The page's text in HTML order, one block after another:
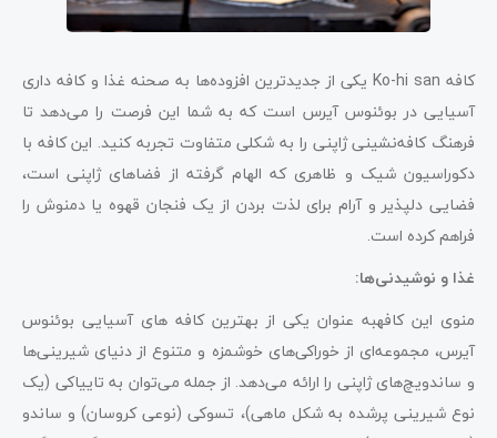
کافه Ko-hi san یکی از جدیدترین افزوده‌ها به صحنه غذا و کافه‌ داری
آسیایی در بوئنوس آیرس است که به شما این فرصت را می‌دهد تا
فرهنگ کافه‌نشینی ژاپنی را به شکلی متفاوت تجربه کنید. این کافه با
دکوراسیون شیک و ظاهری که الهام گرفته از فضاهای ژاپنی است،
فضایی دلپذیر و آرام برای لذت بردن از یک فنجان قهوه یا دمنوش را
فراهم کرده است.
غذا و نوشیدنی‌ها:
منوی این کافهبه عنوان یکی از بهترین کافه های آسیایی بوئنوس
آیرس، مجموعه‌ای از خوراکی‌های خوشمزه و متنوع از دنیای شیرینی‌ها
و ساندویچ‌های ژاپنی را ارائه می‌دهد. از جمله می‌توان به تاییاکی (یک
نوع شیرینی پرشده به شکل ماهی)، تسوکی (نوعی کروسان) و ساندو